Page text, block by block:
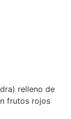
relleno de
frutos rojos